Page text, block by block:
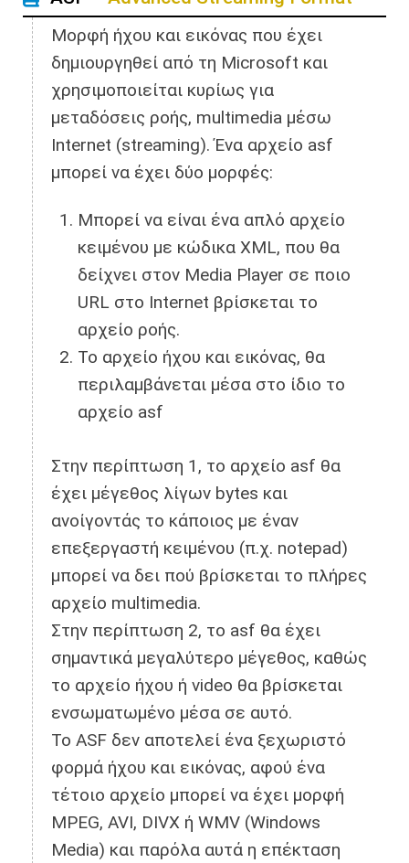
Μορφή ήχου και εικόνας που έχει
δημιουργηθεί από τη Microsoft και
χρησιμοποιείται κυρίως για
μεταδόσεις ροής, multimedia μέσω
Internet (streaming). Ένα αρχείο asf
μπορεί να έχει δύο μορφές:
Μπορεί να είναι ένα απλό αρχείο
κειμένου με κώδικα XML, που θα
δείχνει στον Media Player σε ποιο
URL στο Internet βρίσκεται το
αρχείο ροής.
Το αρχείο ήχου και εικόνας, θα
περιλαμβάνεται μέσα στο ίδιο το
αρχείο asf
Στην περίπτωση 1, το αρχείο asf θα
έχει μέγεθος λίγων bytes και
ανοίγοντάς το κάποιος με έναν
επεξεργαστή κειμένου (π.χ. notepad)
μπορεί να δει πού βρίσκεται το πλήρες
αρχείο multimedia.
Στην περίπτωση 2, το asf θα έχει
σημαντικά μεγαλύτερο μέγεθος, καθώς
το αρχείο ήχου ή video θα βρίσκεται
ενσωματωμένο μέσα σε αυτό.
Το ASF δεν αποτελεί ένα ξεχωριστό
φορμά ήχου και εικόνας, αφού ένα
τέτοιο αρχείο μπορεί να έχει μορφή
MPEG, AVI, DIVX ή WMV (Windows
Media) και παρόλα αυτά η επέκταση